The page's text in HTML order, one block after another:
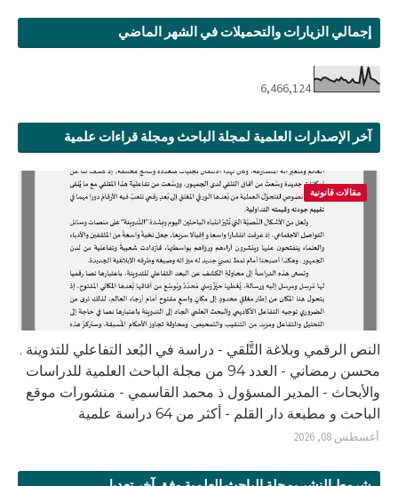
إجمالي الزيارات والتحميلات في الشهر الماضي
6,466,124
آخر الإصدارات العلمية لمجلة الباحث ومجلة قراءات علمية
مقالات قانونية
النص الرقمي وبلاغة التَّلقي - دراسة في البُعد التفاعلي للتدوينة .
محسن رمضاني - العدد 94 من مجلة الباحث العلمية للدراسات
والأبحاث - المدير المسؤول ذ محمد القاسمي - منشورات موقع
الباحث و مطبعة دار القلم - أكثر من 64 دراسة علمية
أغسطس 08, 2026